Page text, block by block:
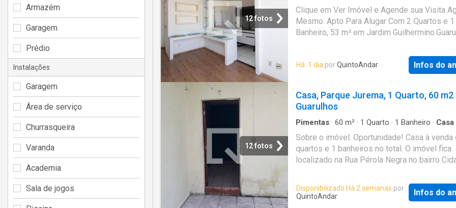
12 fotos
Clique em Ver Imóvel e Agende sua Visita
Mesmo. Apto Para Alugar Com 2 Quartos e 1
Banheiro, 53 m² em Jardim
Há: 1 dia porQuintoAndar Infos do
12 fotos
Casa, Parque Jurema, 1 Quarto, 60 m2
Guarulhos
Pimentas · 60 m² · 1 Quarto · 1 Banheiro · Casa
Sobre o imóvel: Oportunidade! Casa à venda
quartos e 1 banheiros no total. O imóvel fica
localizado na Rua Pérola Negra no bairro
- Condomínio: R$ 0 - IPTU: R$ 25 Que tal
uma visita? Entre em contato pelo
receberá uma mensagem por e-mail e
Disponibilizado Há 2 semanas por
QuintoAndar
Infos do
Armazém
Garagem
Prédio
Instalações
Garagem
Área de serviço
Churrasqueira
Varanda
Academia
Sala de jogos